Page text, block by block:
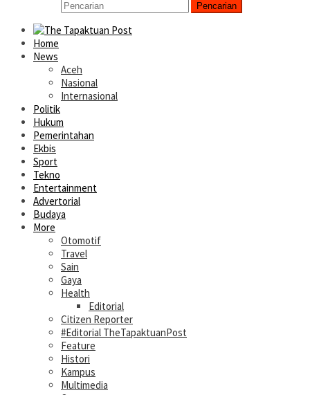
Pencarian
Home
News
Aceh
Nasional
Internasional
Politik
Hukum
Pemerintahan
Ekbis
Sport
Tekno
Entertainment
Advertorial
Budaya
More
Otomotif
Travel
Sain
Gaya
Health
Editorial
Citizen Reporter
#Editorial TheTapaktuanPost
Feature
Histori
Kampus
Multimedia